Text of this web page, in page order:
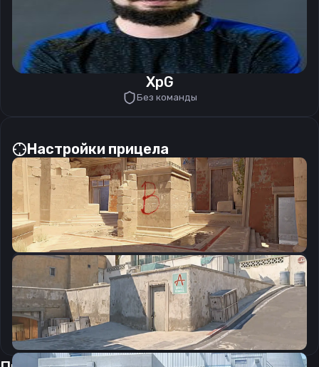
XpG
Без команды
Настройки прицела
CSGO-m7kz6-ouuen-mNrQn-78vSC-tif4D
Скопировать